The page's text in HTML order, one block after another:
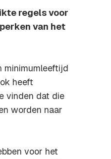
regels voor
van het
minimumleeftijd
heeft
vinden dat die
worden naar
voor het